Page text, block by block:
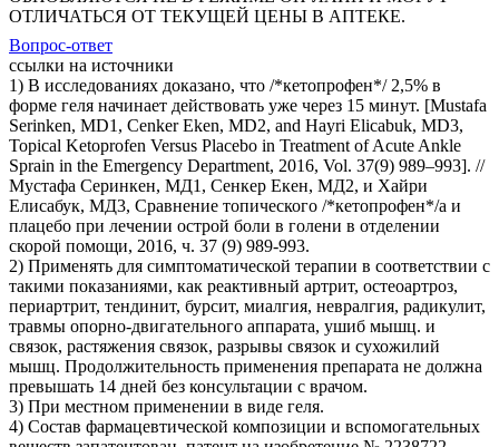
ОТЛИЧАТЬСЯ ОТ ТЕКУЩЕЙ ЦЕНЫ В АПТЕКЕ.
Вопрос-ответ
ссылки на источники
1) В исследованиях доказано, что /*кетопрофен*/ 2,5% в
форме геля начинает действовать уже через 15 минут. [Mustafa
Serinken, MD1, Cenker Eken, MD2, and Hayri Elicabuk, MD3,
Topical Ketoprofen Versus Placebo in Treatment of Acute Ankle
Sprain in the Emergency Department, 2016, Vol. 37(9) 989–993]. //
Мустафа Серинкен, МД1, Сенкер Екен, МД2, и Хайри
Елисабук, МД3, Сравнение топического /*кетопрофен*/а и
плацебо при лечении острой боли в голени в отделении
скорой помощи, 2016, ч. 37 (9) 989-993.
2) Применять для симптоматической терапии в соответствии с
такими показаниями, как реактивный артрит, остеоартроз,
периартрит, тендинит, бурсит, миалгия, невралгия, радикулит,
травмы опорно-двигательного аппарата, ушиб мышц. и
связок, растяжения связок, разрывы связок и сухожилий
мышц. Продолжительность применения препарата не должна
превышать 14 дней без консультации с врачом.
3) При местном применении в виде геля.
4) Состав фармацевтической композиции и вспомогательных